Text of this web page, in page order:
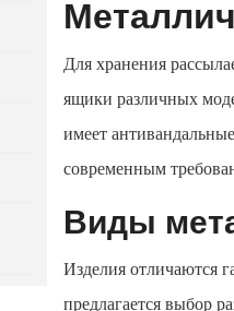
Для хранения
ящики различных
имеетантивандальные
современным
Виды
Изделия отличаются
предлагается выбор